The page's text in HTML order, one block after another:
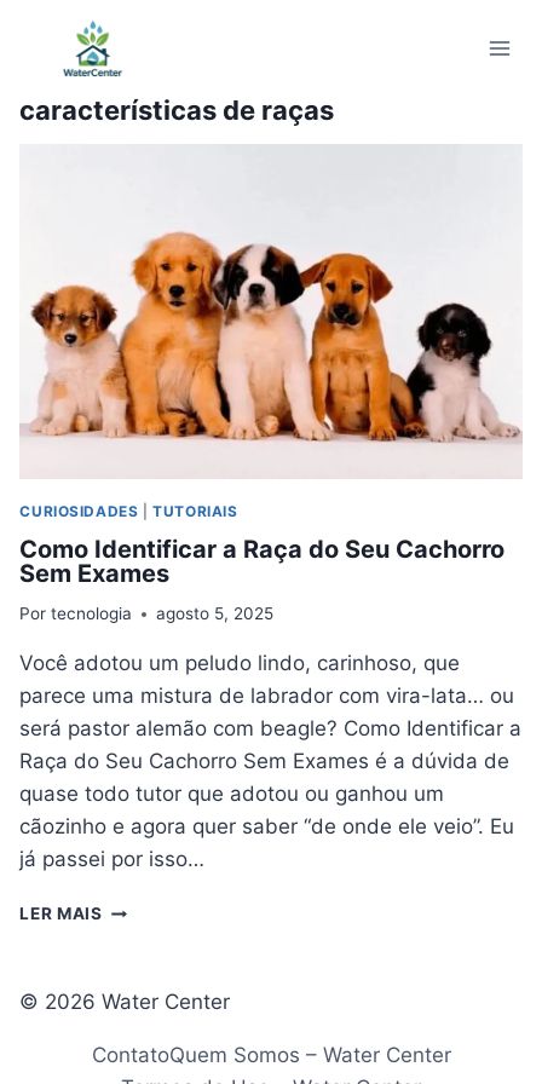
Conteúdo
características de raças
CURIOSIDADES |TUTORIAIS
Como Identificar a Raça do Seu Cachorro
Sem Exames
Por tecnologia agosto 5, 2025
Você adotou um peludo lindo, carinhoso, que
parece uma mistura de labrador com vira-lata… ou
será pastor alemão com beagle? Como Identificar a
Raça do Seu Cachorro Sem Exames é a dúvida de
quase todo tutor que adotou ou ganhou um
cãozinho e agora quer saber “de onde ele veio”. Eu
já passei por isso…
LER MAIS COMO
DO
CACHORRO
© 2026 Water Center
ContatoQuem Somos – Water Center